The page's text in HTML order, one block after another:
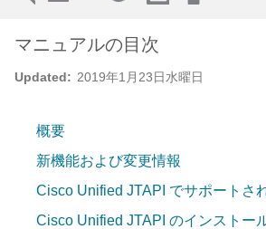
Updated: 2019年1月23日水曜日
マニュアルの目次
概要
新機能および変更情報
Cisco Unified JTAPI でサポートさ
Cisco Unified JTAPI のインストー